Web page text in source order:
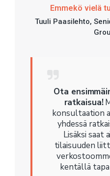
Emmekö vielä
Tuuli Paasilehto,
Ota
ratkaisua!
konsultaation
yhdessä
Lisäksi saat
tilaisuuden
kentällä